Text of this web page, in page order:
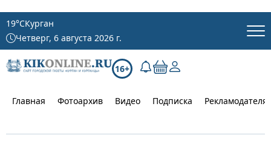
19°CКурган
Четверг, 6 августа 2026 г.
16+
Главная Фотоархив Видео Подписка